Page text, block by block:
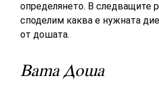
определянето. В следващите
споделим каква е нужната
от дошата.
Вата Доша